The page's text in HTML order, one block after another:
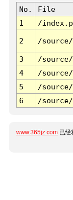
No. File
1
/
2 /
3 /
4
/
5
/
6
/
www.365jz.com 已经